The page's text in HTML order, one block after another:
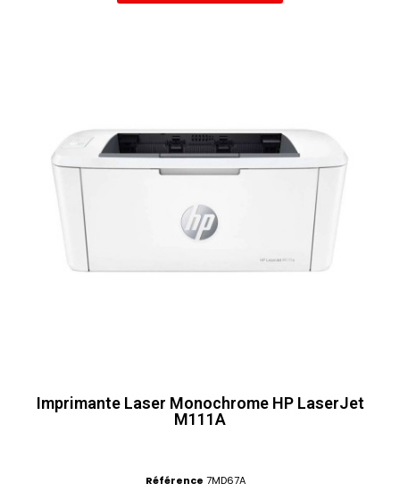
Imprimante Laser Monochrome HP LaserJet
M111A
Référence 7MD67A